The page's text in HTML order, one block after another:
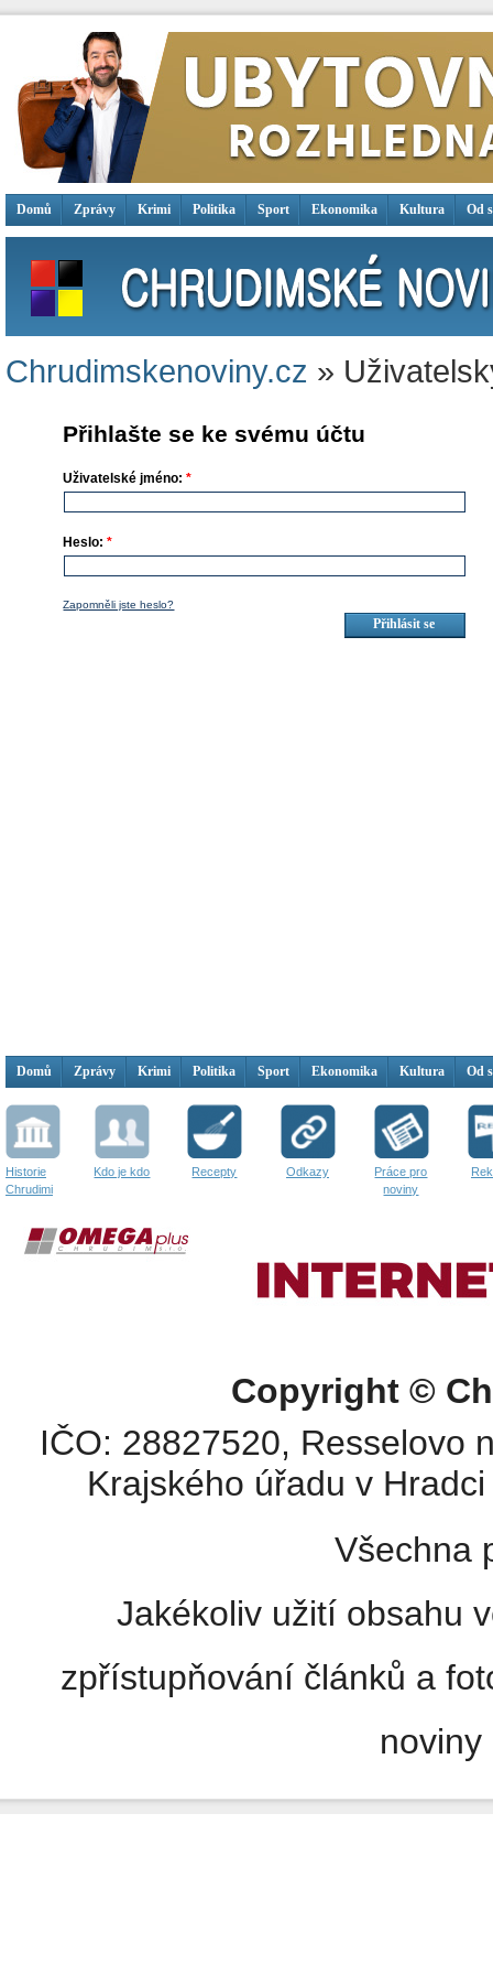
Domů Zprávy Krimi Politika Sport Ekonomika Kultura Od
Chrudimskenoviny.cz »
Přihlašte se ke svému účtu
Uživatelské jméno:*
Heslo:*
Zapomněli jste heslo?
Domů Zprávy Krimi Politika Sport Ekonomika Kultura Od
Historie
Chrudimi
Kdo je kdo Recepty Odkazy
Práce pro
noviny
Copyright ©
IČO: 28827520, Resselovo
Krajského úřadu v
Všechna
Jakékoliv užití obsahu
zpřístupňování článků a